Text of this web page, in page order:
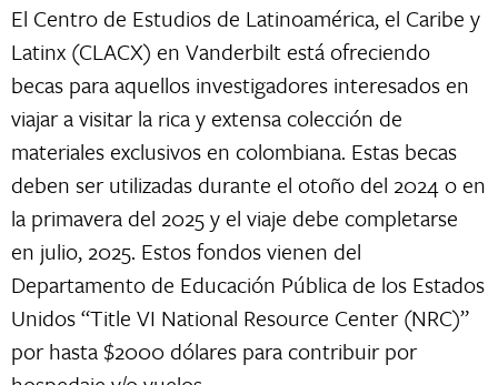
El Centro de Estudios de Latinoamérica, el Caribe y
Latinx (CLACX) en Vanderbilt está ofreciendo
becas para aquellos investigadores interesados en
viajar a visitar la rica y extensa colección de
materiales exclusivos en colombiana. Estas becas
deben ser utilizadas durante el otoño del 2024 o en
la primavera del 2025 y el viaje debe completarse
en julio, 2025. Estos fondos vienen del
Departamento de Educación Pública de los Estados
Unidos “Title VI National Resource Center (NRC)”
por hasta $2000 dólares para contribuir por